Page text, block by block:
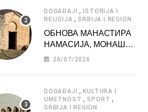
DOGAĐAJI , ISTORIJA I
RELIGIJA , SRBIJA I REGION
ОБНОВА МАНАСТИРА
НАМАСИЈА, МОНАШКЕ
ЗАДУЖБИНЕ
26/07/2026
DOGAĐAJI ,KULTURA I
UMETNOST , SPORT ,
SRBIJA I REGION